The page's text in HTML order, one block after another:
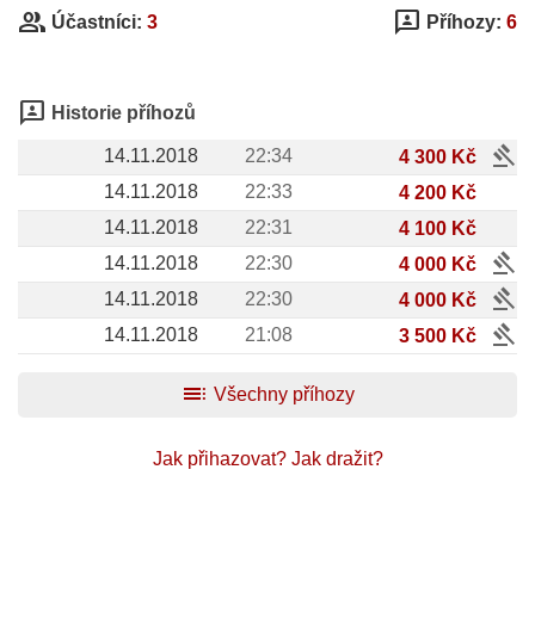
group Účastníci: 3 3p Příhozy: 6
3p Historie příhozů
14.11.2018 22:34 4 300 Kč gavel
14.11.2018 22:33
4 200 Kč
14.11.2018
22:31
4 100 Kč
14.11.2018
22:30 4 000 Kč gavel
14.11.2018 22:30 4 000 Kč gavel
14.11.2018 21:08 3 500 Kč
gavel
toc Všechny příhozy
Jak přihazovat? Jak dražit?